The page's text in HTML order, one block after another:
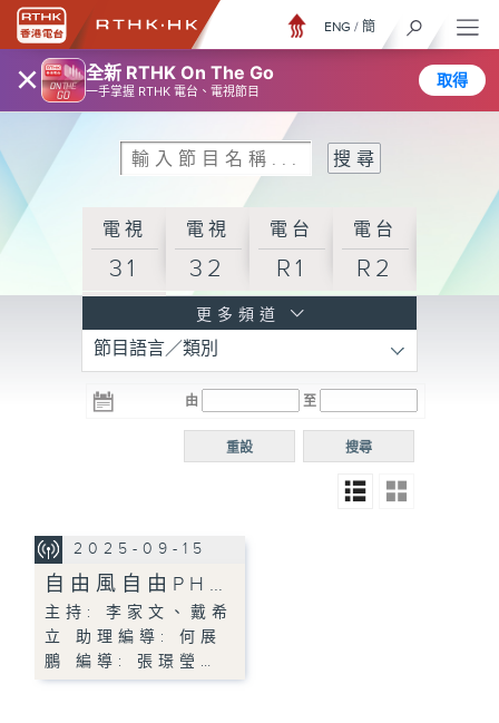
× 全新 RTHK On The Go
一手掌握 RTHK 電台、電視節目
取得
ENG / 簡
電視
31
電視
32
電台
R1
電台
R2
R3
電台 電台
R5
電台
普通
更多頻道
節目語言／類別
由 至
搜尋
重設
2025-09-15
自由風自由PH…
主持: 李家文、戴希
立 助理編導: 何展
鵬 編導: 張璟瑩…